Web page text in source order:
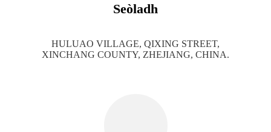
Seòladh
HULUAO VILLAGE, QIXING STREET,
XINCHANG COUNTY, ZHEJIANG, CHINA.